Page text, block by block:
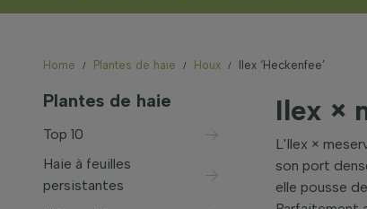
Home Plantes de haie Houx Ilex ‘Heckenfee’
Plantes de haie
Top 10
Haie à feuilles
persistantes
Ilex ×
L'Ilex ×
son port
elle pousse